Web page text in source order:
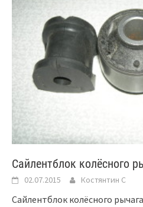
Сайлентблок колёсного
02.07.2015 Костянтин C
Сайлентблок колёсного